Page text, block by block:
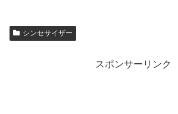
シンセサイザー
スポンサーリンク